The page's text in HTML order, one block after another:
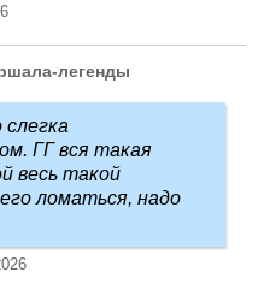
легенды
ГГ вся такая
весь такой
ломаться, надо